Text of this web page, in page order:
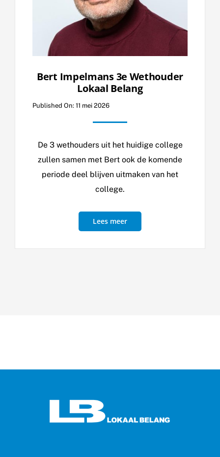
Bert Impelmans 3e Wethouder
Lokaal Belang
Published On: 11 mei 2026
De 3 wethouders uit het huidige college
zullen samen met Bert ook de komende
periode deel blijven uitmaken van het
college.
Lees meer